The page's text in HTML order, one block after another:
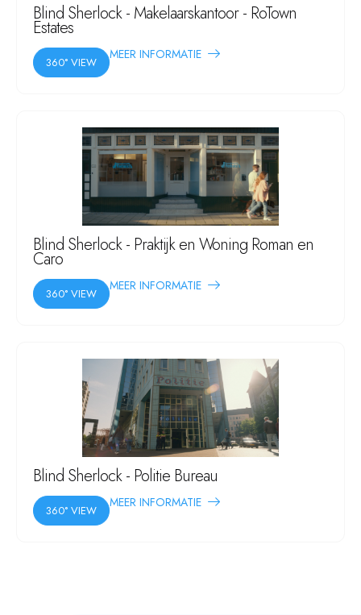
Blind Sherlock - Makelaarskantoor - RoTown
Estates
360° VIEW
MEER INFORMATIE
Blind Sherlock - Praktijk en Woning Roman en
Caro
360° VIEW
MEER INFORMATIE
Blind Sherlock - Politie Bureau
360° VIEW
MEER INFORMATIE